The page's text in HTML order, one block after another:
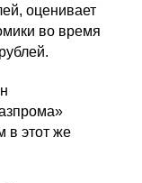
оценивает
во время
в этот же